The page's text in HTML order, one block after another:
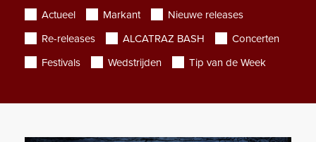
Actueel Markant
Nieuwe releases
Re-releases
ALCATRAZ BASH
Concerten
Festivals
Wedstrijden Tip van de Week